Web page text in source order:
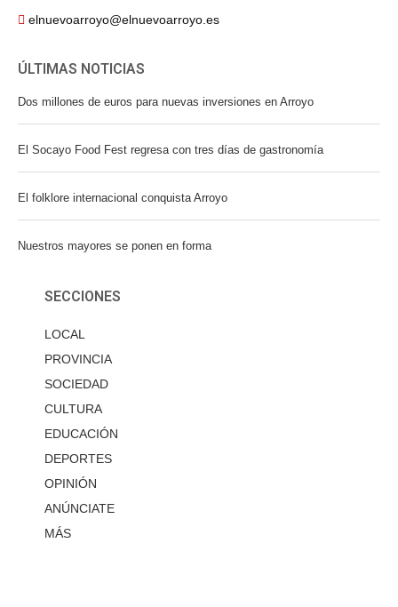
elnuevoarroyo@elnuevoarroyo.es
ÚLTIMAS NOTICIAS
Dos millones de euros para nuevas inversiones en Arroyo
El Socayo Food Fest regresa con tres días de gastronomía
El folklore internacional conquista Arroyo
Nuestros mayores se ponen en forma
SECCIONES
LOCAL
PROVINCIA
SOCIEDAD
CULTURA
EDUCACIÓN
DEPORTES
OPINIÓN
ANÚNCIATE
MÁS